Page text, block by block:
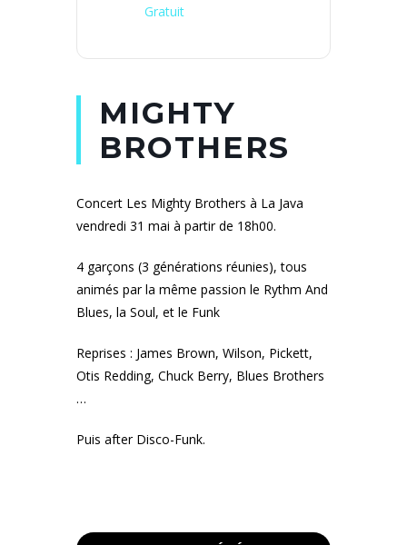
Gratuit
MIGHTY
BROTHERS
Concert Les Mighty Brothers à La Java
vendredi 31 mai à partir de 18h00.
4 garçons (3 générations réunies), tous
animés par la même passion le Rythm And
Blues, la Soul, et le Funk
Reprises : James Brown, Wilson, Pickett,
Otis Redding, Chuck Berry, Blues Brothers
…
Puis after Disco-Funk.